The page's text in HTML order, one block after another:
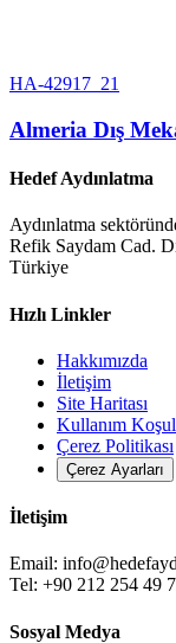
HA-42917_21
Almeria Dış
Hedef Aydınlatma
Aydınlatma
Refik Saydam Cad.
Türkiye
Hızlı Linkler
Hakkımızda
İletişim
Site Haritası
Kullanım
Çerez Politikası
Çerez Ayarları
İletişim
Email:
Tel: +90 212 254 49
Sosyal Medya